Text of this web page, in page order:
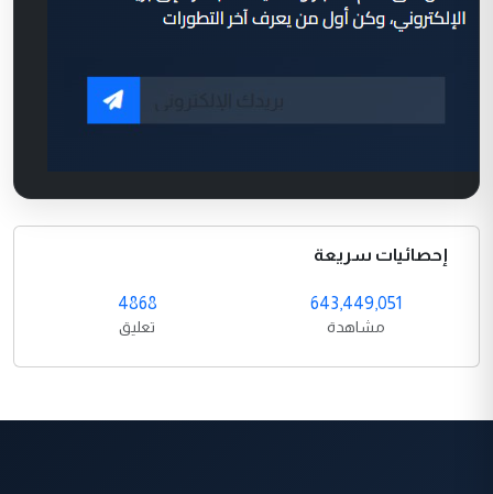
إحصائيات سريعة
643,449,051
مشاهدة
4868
تعليق